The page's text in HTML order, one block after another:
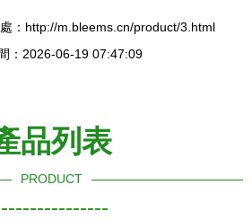
：http://m.bleems.cn/product/3.html
：2026-06-19 07:47:09
品列表
PRODUCT